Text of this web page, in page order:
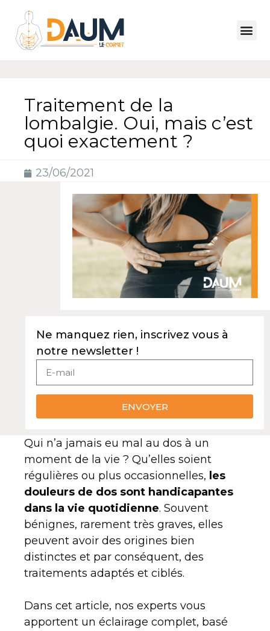
Traitement de la
lombalgie. Oui, mais c’est
quoi exactement ?
23/06/2021
Ne manquez rien, inscrivez vous à
notre newsletter !
ENVOYER
Qui n’a jamais eu mal au dos à un
moment de la vie ? Qu’elles soient
régulières ou plus occasionnelles, les
douleurs de dos sont handicapantes
dans la vie quotidienne. Souvent
bénignes, rarement très graves, elles
peuvent avoir des origines bien
distinctes et par conséquent, des
traitements adaptés et ciblés.
Dans cet article, nos experts vous
apportent un éclairage complet, basé